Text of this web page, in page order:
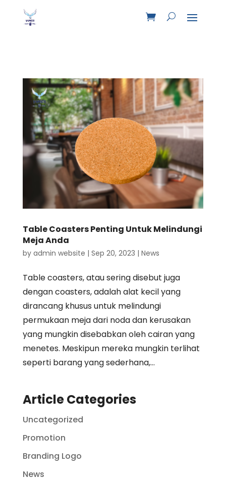
Table Coasters Penting Untuk Melindungi
Meja Anda
by admin website | Sep 20, 2023 | News
Table coasters, atau sering disebut juga
dengan coasters, adalah alat kecil yang
dirancang khusus untuk melindungi
permukaan meja dari noda dan kerusakan
yang mungkin disebabkan oleh cairan yang
menetes. Meskipun mereka mungkin terlihat
seperti barang yang sederhana,...
Article Categories
Uncategorized
Promotion
Branding Logo
News